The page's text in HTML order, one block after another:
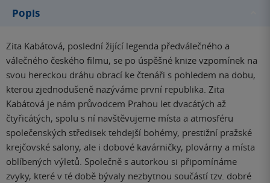
Popis
Zita Kabátová, poslední žijící legenda předválečného a
válečného českého filmu, se po úspěšné knize vzpomínek na
svou hereckou dráhu obrací ke čtenáři s pohledem na dobu,
kterou zjednodušeně nazýváme první republika. Zita
Kabátová je nám průvodcem Prahou let dvacátých až
čtyřicátých, spolu s ní navštěvujeme místa a atmosféru
společenských středisek tehdejší bohémy, prestižní pražské
krejčovské salony, ale i dobové kavárničky, plovárny a místa
oblíbených výletů. Společně s autorkou si připomínáme
zvyky, které v té době bývaly nezbytnou součástí tzv. dobré